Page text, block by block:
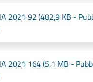
2021 92 (482,9 KB -
2021 164 (5,1 MB -